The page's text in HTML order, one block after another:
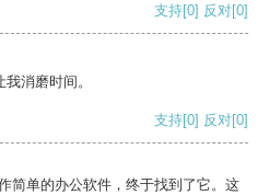
支持[0] 反对[0]
消磨时间。
支持[0] 反对[0]
简单的办公软件，终于找到了它。这